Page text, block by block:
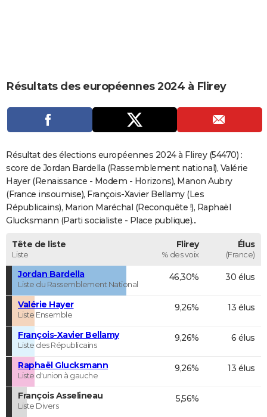
CARTE DE VOEUX
Carte de Noël
Carte Bonne année
Carte Saint-Valentin
Carte Pâques
Carte d'anniversaire
DICTIONNAIRE
Dictionnaire
Biographies
Citations
Expressions
Proverbes
PROGRAMME TV
COPAINS D'AVANT
S'inscrire
Se connecter
Lycées
Collèges
Primaires
Universités
Entreprises
Service militaire
Avis de recherche
AVIS DE DÉCÈS
FORUM
Résultats des européennes 2024 à Flirey
Résultat des élections européennes 2024 à Flirey (54470) :
score de Jordan Bardella (Rassemblement national), Valérie
Hayer (Renaissance - Modem - Horizons), Manon Aubry
(France insoumise), François-Xavier Bellamy (Les
Républicains), Marion Maréchal (Reconquête !), Raphaël
Glucksmann (Parti socialiste - Place publique)...
Tête de liste
Liste
Flirey
% des voix
Élus
(France)
Jordan Bardella
Liste du Rassemblement National
46,30% 30 élus
Valérie Hayer
Liste Ensemble
9,26% 13 élus
François-Xavier Bellamy
Liste des Républicains
9,26% 6 élus
Raphaël Glucksmann
Liste d'union à gauche
9,26% 13 élus
François Asselineau
Liste Divers
5,56%